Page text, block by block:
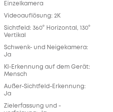
Einzelkamera
Videoauflösung: 2K
Sichtfeld: 360° Horizontal, 130°
Vertikal
Schwenk- und Neigekamera:
Ja
KI-Erkennung auf dem Gerät:
Mensch
Außer-Sichtfeld-Erkennung:
Ja
Zielerfassung und -